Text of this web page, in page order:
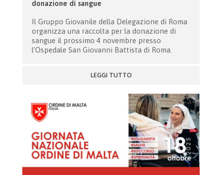
donazione di sangue
Il Gruppo Giovanile della Delegazione di Roma
organizza una raccolta per la donazione di
sangue il prossimo 4 novembre presso
l’Ospedale San Giovanni Battista di Roma.
LEGGI TUTTO